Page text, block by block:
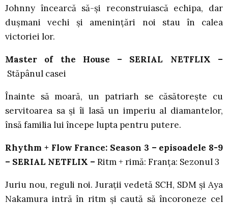
Johnny încearcă să-și reconstruiască echipa, dar
dușmani vechi și amenințări noi stau în calea
victoriei lor.
Master of the House – SERIAL NETFLIX –
Stăpânul casei
Înainte să moară, un patriarh se căsătorește cu
servitoarea sa și îi lasă un imperiu al diamantelor,
însă familia lui începe lupta pentru putere.
Rhythm + Flow France: Season 3 – episoadele 8-9
– SERIAL NETFLIX – Ritm + rimă: Franța: Sezonul 3
Juriu nou, reguli noi. Jurații vedetă SCH, SDM și Aya
Nakamura intră în ritm și caută să încoroneze cel